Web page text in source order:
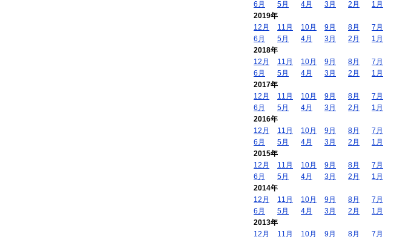
6月
5月 4月 3月 2月
1月
2019年
12月
11月 10月 9月 8月
7月
6月
5月 4月 3月 2月
1月
2018年
12月
11月 10月 9月 8月
7月
6月
5月 4月 3月 2月
1月
2017年
12月
11月 10月 9月 8月
7月
6月
5月 4月 3月 2月
1月
2016年
12月
11月 10月 9月 8月
7月
6月
5月 4月 3月 2月
1月
2015年
12月
11月 10月 9月 8月
7月
6月
5月 4月 3月 2月
1月
2014年
12月
11月 10月 9月 8月
7月
6月
5月 4月 3月 2月
1月
2013年
12月
11月 10月 9月 8月 7月